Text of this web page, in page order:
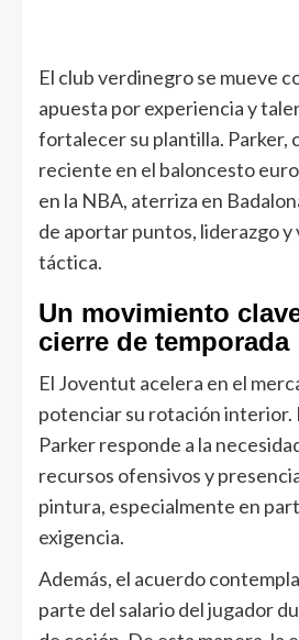
El club verdinegro se mueve
apuesta por experiencia y
fortalecer su plantilla. Parker,
reciente en el baloncesto
en la NBA, aterriza en
de aportar puntos, liderazgo y
táctica.
Un movimiento
cierre de temporada
El Joventut acelera en el
potenciar su rotación interior.
Parker responde a la
recursos ofensivos y
pintura, especialmente en
exigencia.
Además, el acuerdo
parte del salario del jugador